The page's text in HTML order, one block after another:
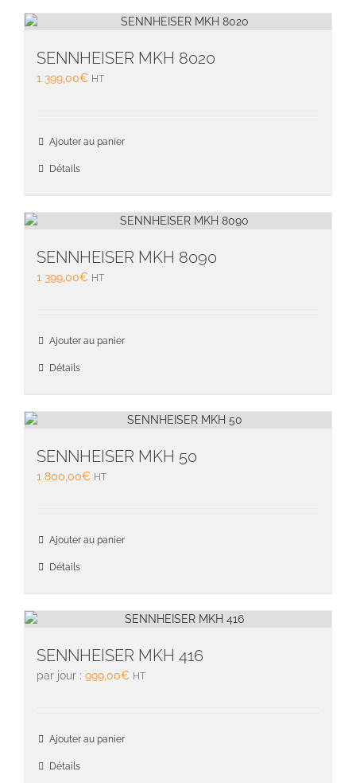
SENNHEISER MKH 8020
1 399,00€ HT
Ajouter au panier
Détails
SENNHEISER MKH 8090
1 399,00€ HT
Ajouter au panier
Détails
SENNHEISER MKH 50
1 800,00€ HT
Ajouter au panier
Détails
SENNHEISER MKH 416
par jour : 999,00€ HT
Ajouter au panier
Détails